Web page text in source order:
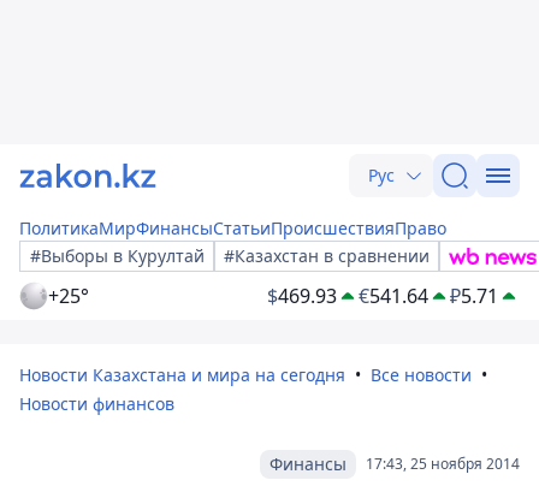
Рус
ПолитикаМирФинансыСтатьиПроисшествияПраво
#Выборы в Курултай
#Казахстан в сравнении
+25° $469.93 €541.64 ₽5.71
Новости Казахстана и мира на сегодня
Все новости
Новости финансов
17:43, 25 ноября 2014
Финансы